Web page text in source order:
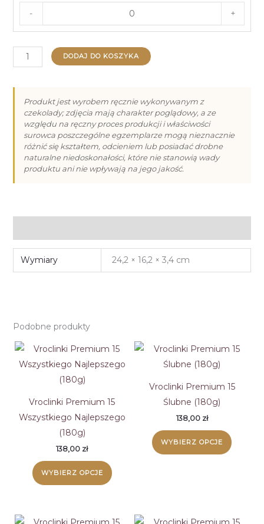
- +
ilość
Vroclinki
Dzień
Kobiet
(180g)
DODAJ DO KOSZYKA
Produkt jest wyrobem ręcznie wykonywanym z
czekolady; zdjęcia mają charakter poglądowy, a ze
względu na ręczny proces produkcji i właściwości
surowca poszczególne egzemplarze mogą nieznacznie
różnić się kształtem, odcieniem lub posiadać drobne
naturalne niedoskonałości, które nie stanowią wady
produktu ani nie wpływają na jego jakość.
Wymiary 24,2 × 16,2 × 3,4 cm
Podobne produkty
Vroclinki Premium 15
Wszystkiego Najlepszego
(180g)
138,00 zł
WYBIERZ OPCJE
Vroclinki Premium 15
Ślubne (180g)
138,00 zł
WYBIERZ OPCJE